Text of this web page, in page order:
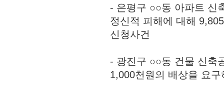
- 은평구 ○○동 아파트 신
정신적 피해에 대해
신청사건
- 광진구 ○○동 건물 신축
1,000천원의 배상을 요